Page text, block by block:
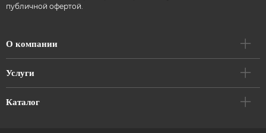
публичной офертой.
О компании
Услуги
Каталог